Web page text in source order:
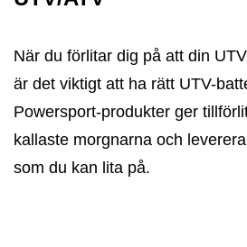
När du förlitar dig på att din
är det viktigt att ha rätt UTV-
Powersport-produkter ger
kallaste morgnarna och
som du kan lita på.